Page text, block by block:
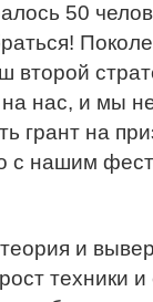
50
второй
нас, и мы
грант на
с нашим
и
техники